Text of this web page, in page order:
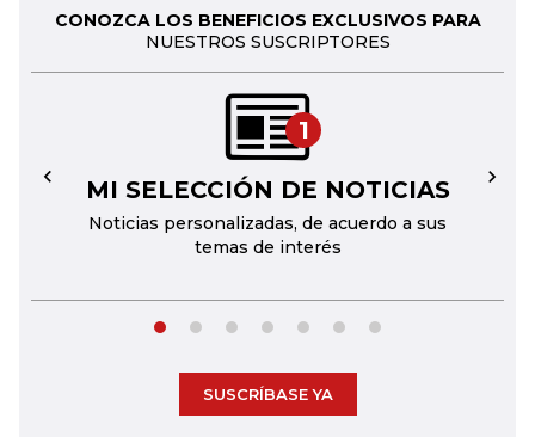
CONOZCA LOS BENEFICIOS EXCLUSIVOS PARA
NUESTROS SUSCRIPTORES
1
MI SELECCIÓN DE NOTICIAS
Noticias personalizadas, de acuerdo a sus
temas de interés
← →
SUSCRÍBASE YA